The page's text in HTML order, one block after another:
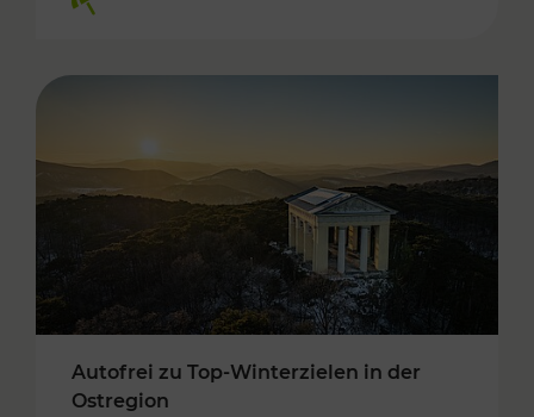
Autofrei zu Top-Winterzielen in der
Ostregion